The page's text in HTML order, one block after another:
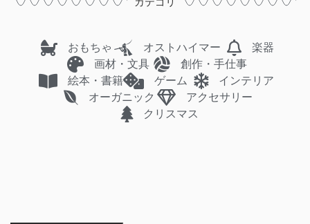
おもちゃ オストハイマー
楽器
画材・文具
創作・手仕事
絵本・書籍
ゲーム
インテリア
オーガニック
アクセサリー
クリスマス